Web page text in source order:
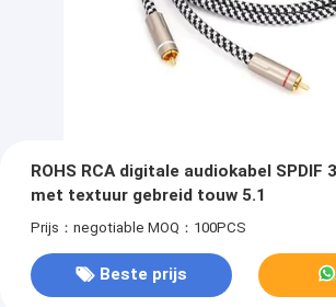
ROHS RCA digitale audiokabel SPDIF
met textuur gebreid touw 5.1
Prijs：negotiable MOQ：100PCS
Beste prijs